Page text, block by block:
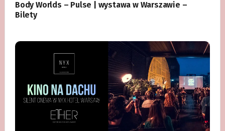
Body Worlds – Pulse | wystawa w Warszawie –
Bilety